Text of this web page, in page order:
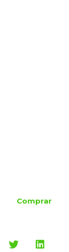
Comprar